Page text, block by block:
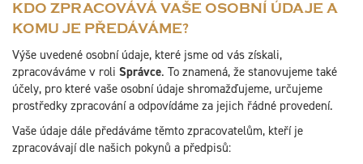
KDO ZPRACOVÁVÁ VAŠE OSOBNÍ ÚDAJE A
KOMU JE PŘEDÁVÁME?
Výše uvedené osobní údaje, které jsme od vás získali,
zpracováváme v roli Správce. To znamená, že stanovujeme také
účely, pro které vaše osobní údaje shromažďujeme, určujeme
prostředky zpracování a odpovídáme za jejich řádné provedení.
Vaše údaje dále předáváme těmto zpracovatelům, kteří je
zpracovávají dle našich pokynů a předpisů: